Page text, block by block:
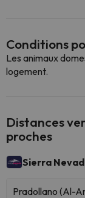
Conditions
Les animaux
logement.
Distances
proches
Sierra
Pradollano (Al-